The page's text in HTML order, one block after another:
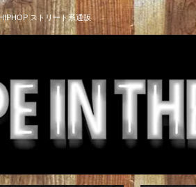
ストリート系通販